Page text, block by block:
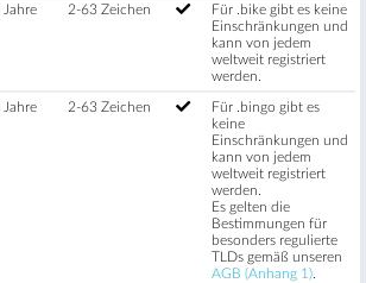
2-63 Zeichen
Für .bike gibt es keine
Einschränkungen und
kann von jedem
weltweit registriert
werden.
2-63 Zeichen
Für .bingo gibt es
keine
Einschränkungen und
kann von jedem
weltweit registriert
werden.
Es gelten die
Bestimmungen für
besonders regulierte
TLDs gemäß unseren
AGB (Anhang 1)